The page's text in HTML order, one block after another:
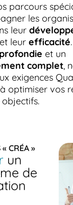
parcours
les
leur
et leur efficacité
et un
complet,
exigences
optimiser vos
« CRÉA »
un
de